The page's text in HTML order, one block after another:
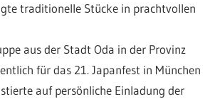
Nagai
traditionelle Stücke in prachtvollen
aus der Stadt Oda in der Provinz
für das 21. Japanfest in München
auf persönliche Einladung der